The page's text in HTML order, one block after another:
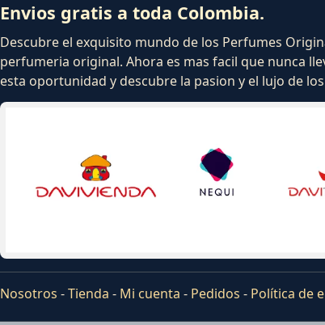
Envios gratis a toda Colombia.
Descubre el exquisito mundo de los Perfumes
perfumeria original. Ahora es mas facil que nunca
esta oportunidad y descubre la pasion y el lujo de
Nosotros -Tienda - Mi cuenta - Pedidos - Política de